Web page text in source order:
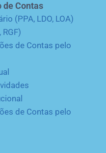
de Contas
(PPA, LDO, LOA)
de Contas pelo
de Contas pelo